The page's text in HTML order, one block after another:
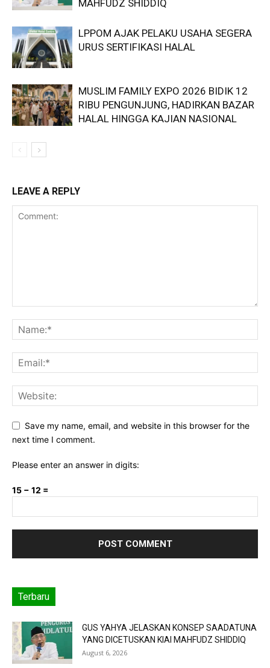
MAHFUDZ SHIDDIQ
LPPOM AJAK PELAKU USAHA SEGERA
URUS SERTIFIKASI HALAL
MUSLIM FAMILY EXPO 2026 BIDIK 12
RIBU PENGUNJUNG, HADIRKAN BAZAR
HALAL HINGGA KAJIAN NASIONAL
LEAVE A REPLY
Save my name, email, and website in this browser for the
next time I comment.
Please enter an answer in digits:
15 − 12 =
Terbaru
GUS YAHYA JELASKAN KONSEP SAADATUNA
YANG DICETUSKAN KIAI MAHFUDZ SHIDDIQ
August 6, 2026